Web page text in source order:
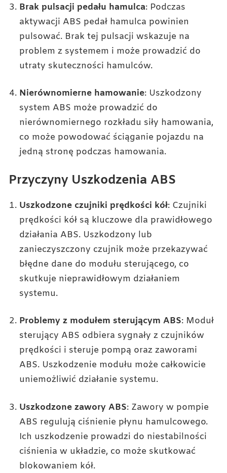
Brak pulsacji pedału hamulca: Podczas
aktywacji ABS pedał hamulca powinien
pulsować. Brak tej pulsacji wskazuje na
problem z systemem i może prowadzić do
utraty skuteczności hamulców.
Nierównomierne hamowanie: Uszkodzony
system ABS może prowadzić do
nierównomiernego rozkładu siły hamowania,
co może powodować ściąganie pojazdu na
jedną stronę podczas hamowania.
Przyczyny Uszkodzenia ABS
Uszkodzone czujniki prędkości kół: Czujniki
prędkości kół są kluczowe dla prawidłowego
działania ABS. Uszkodzony lub
zanieczyszczony czujnik może przekazywać
błędne dane do modułu sterującego, co
skutkuje nieprawidłowym działaniem
systemu.
Problemy z modułem sterującym ABS: Moduł
sterujący ABS odbiera sygnały z czujników
prędkości i steruje pompą oraz zaworami
ABS. Uszkodzenie modułu może całkowicie
uniemożliwić działanie systemu.
Uszkodzone zawory ABS: Zawory w pompie
ABS regulują ciśnienie płynu hamulcowego.
Ich uszkodzenie prowadzi do niestabilności
ciśnienia w układzie, co może skutkować
blokowaniem kół.